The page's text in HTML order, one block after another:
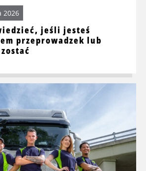
jeśli jesteś
przeprowadzek lub
2026